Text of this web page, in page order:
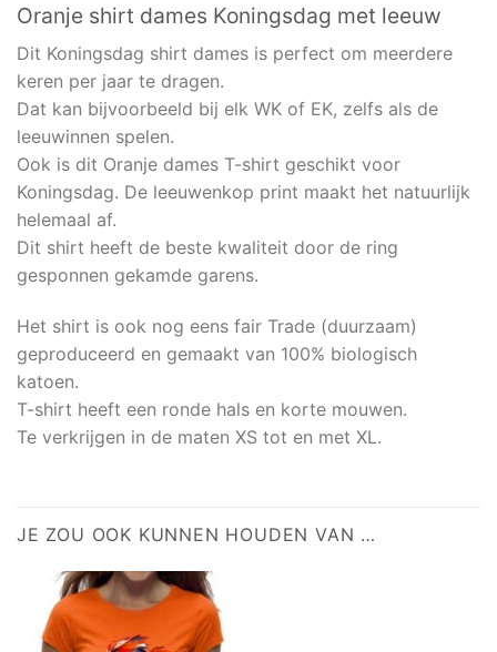
Oranje shirt dames Koningsdag met leeuw
Dit Koningsdag shirt dames is perfect om meerdere
keren per jaar te dragen.
Dat kan bijvoorbeeld bij elk WK of EK, zelfs als de
leeuwinnen spelen.
Ook is dit Oranje dames T-shirt geschikt voor
Koningsdag. De leeuwenkop print maakt het natuurlijk
helemaal af.
Dit shirt heeft de beste kwaliteit door de ring
gesponnen gekamde garens.
Het shirt is ook nog eens fair Trade (duurzaam)
geproduceerd en gemaakt van 100% biologisch
katoen.
T-shirt heeft een ronde hals en korte mouwen.
Te verkrijgen in de maten XS tot en met XL.
JE ZOU OOK KUNNEN HOUDEN VAN …